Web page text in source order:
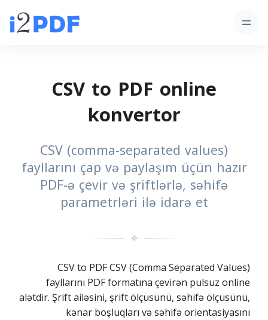
CSV to PDF online
konvertor
CSV (comma-separated values)
fayllarını çap və paylaşım üçün hazır
PDF-ə çevir və şriftlərlə, səhifə
parametrləri ilə idarə et
✧
CSV to PDF CSV (Comma Separated Values)
fayllarını PDF formatına çevirən pulsuz online
alətdir. Şrift ailəsini, şrift ölçüsünü, səhifə ölçüsünü,
kənar boşluqları və səhifə orientasiyasını